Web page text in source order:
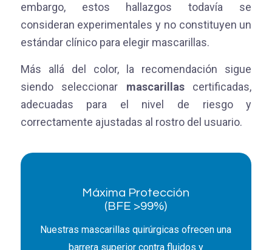
embargo, estos hallazgos todavía se
consideran experimentales y no constituyen un
estándar clínico para elegir mascarillas.
Más allá del color, la recomendación sigue
siendo seleccionar mascarillascertificadas,
adecuadas para el nivel de riesgo y
correctamente ajustadas al rostro del usuario.
Máxima Protección
(BFE >99%)
Nuestras mascarillas quirúrgicas ofrecen una
barrera superior contra fluidos y